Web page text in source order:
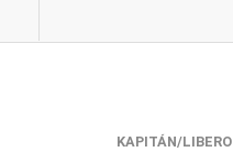
KAPITÁN/LIBERO